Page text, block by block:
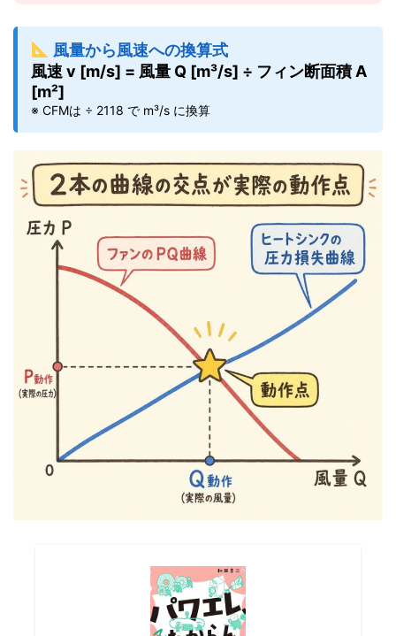
風量から風速への換算式
風速 v [m/s] = 風量 Q [m³/s] ÷ フィン断面積 A
[m²]
※ CFMは ÷ 2118 で m³/s に換算